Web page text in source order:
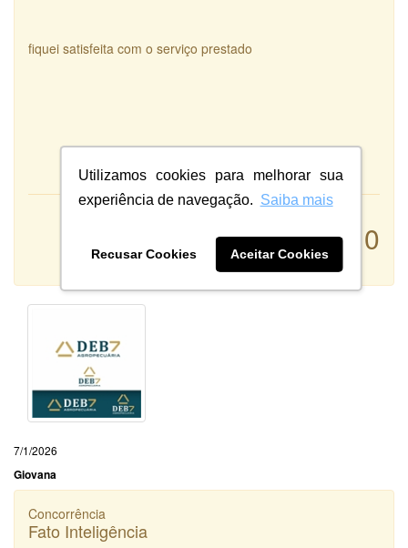
Utilizamos cookies para melhorar sua
experiência de navegação. Saiba mais
Recusar Cookies Aceitar Cookies
fiquei satisfeita com o serviço prestado
10
Qualidade:
Sistema:
7/1/2026
Giovana
Concorrência
Fato Inteligência